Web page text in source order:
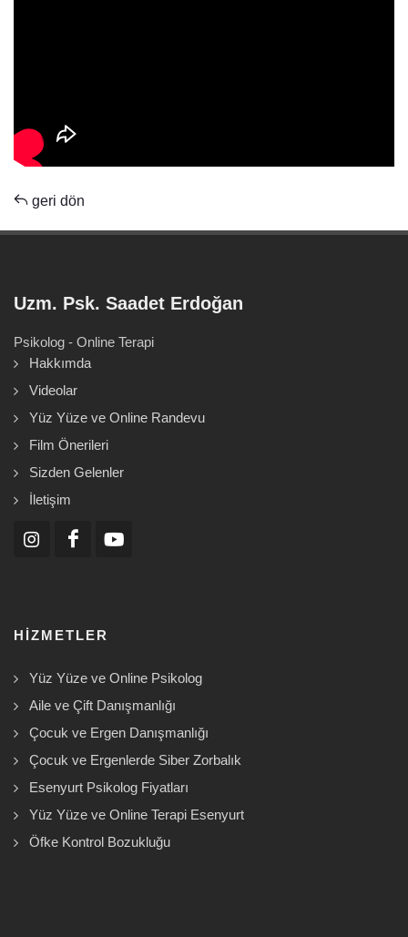
geri dön
Uzm. Psk. Saadet Erdoğan
Psikolog - Online Terapi
Hakkımda
Videolar
Yüz Yüze ve Online Randevu
Film Önerileri
Sizden Gelenler
İletişim
HIZMETLER
Yüz Yüze ve Online Psikolog
Aile ve Çift Danışmanlığı
Çocuk ve Ergen Danışmanlığı
Çocuk ve Ergenlerde Siber Zorbalık
Esenyurt Psikolog Fiyatları
Yüz Yüze ve Online Terapi Esenyurt
Öfke Kontrol Bozukluğu